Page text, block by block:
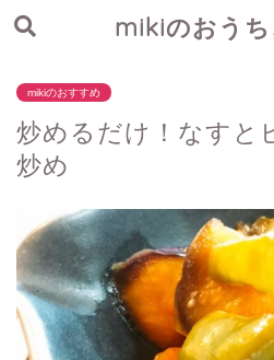
mikiのおう
mikiのおすすめ
炒めるだけ！なすと
炒め